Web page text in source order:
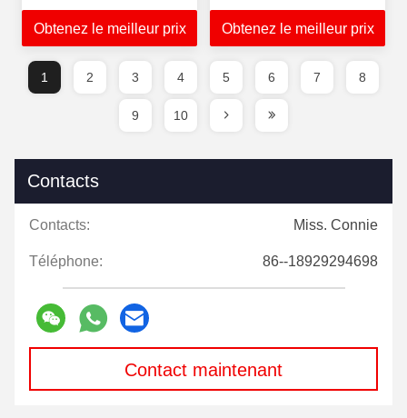
AC220V pour produits
en granulés
Obtenez le meilleur prix
en caoutchouc
Obtenez le meilleur prix
1 2 3 4 5 6 7 8
9 10
Contacts
Contacts: Miss. Connie
Téléphone: 86--18929294698
Contact maintenant